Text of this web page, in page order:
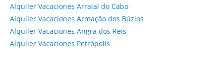
Alquiler Vacaciones Arraial do Cabo
Alquiler Vacaciones Armação dos Búzios
Alquiler Vacaciones Angra dos Reis
Alquiler Vacaciones Petrópolis